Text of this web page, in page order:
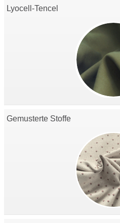
Lyocell-Tencel
Gemusterte Stoffe